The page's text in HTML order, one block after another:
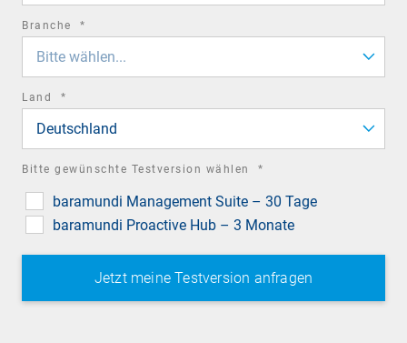
Branche *
Bitte wählen...
Land *
Deutschland
Bitte gewünschte Testversion wählen *
baramundi Management Suite – 30 Tage
baramundi Proactive Hub – 3 Monate